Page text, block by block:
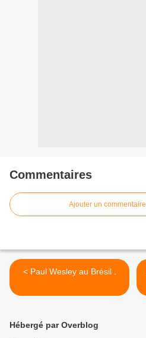
Commentaires
Ajouter un commentaire
< Paul Wesley au Brésil .
Hébergé par Overblog